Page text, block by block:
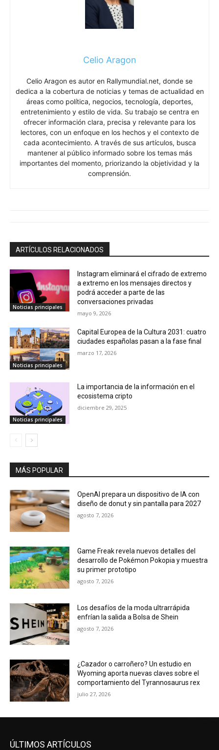
Celio Aragon
Celio Aragon es autor en Rallymundial.net, donde se
dedica a la cobertura de noticias y temas de actualidad en
áreas como política, negocios, tecnología, deportes,
entretenimiento y estilo de vida. Su trabajo se centra en
ofrecer información clara, precisa y relevante para los
lectores, con un enfoque en los hechos y el contexto de
cada acontecimiento. A través de sus artículos, busca
mantener al público informado sobre los temas más
importantes del momento, priorizando la objetividad y la
comprensión.
ARTÍCULOS RELACIONADOS
Noticias principales
Instagram eliminará el cifrado de extremo
a extremo en los mensajes directos y
podrá acceder a parte de las
conversaciones privadas
mayo 9, 2026
Noticias principales
Capital Europea de la Cultura 2031: cuatro
ciudades españolas pasan a la fase final
marzo 17, 2026
Noticias principales
La importancia de la información en el
ecosistema cripto
diciembre 29, 2025
MÁS POPULAR
OpenAI prepara un dispositivo de IA con
diseño de donut y sin pantalla para 2027
agosto 7, 2026
Game Freak revela nuevos detalles del
desarrollo de Pokémon Pokopia y muestra
su primer prototipo
agosto 7, 2026
Los desafíos de la moda ultrarrápida
enfrían la salida a Bolsa de Shein
agosto 7, 2026
¿Cazador o carroñero? Un estudio en
Wyoming aporta nuevas claves sobre el
comportamiento del Tyrannosaurus rex
julio 27, 2026
ÚLTIMOS ARTÍCULOS